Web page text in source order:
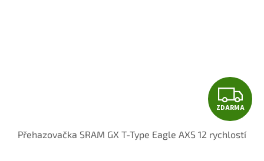
Z
D
A
ZDARMA
Přehazovačka SRAM GX T-Type Eagle AXS 12 rychlostí